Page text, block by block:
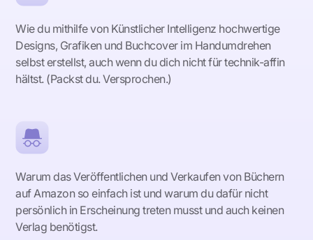
Wie du mithilfe von Künstlicher Intelligenz hochwertige
Designs, Grafiken und Buchcover im Handumdrehen
selbst erstellst, auch wenn du dich nicht für technik-affin
hältst. (Packst du. Versprochen.)
Warum das Veröffentlichen und Verkaufen von Büchern
auf Amazon so einfach ist und warum du dafür nicht
persönlich in Erscheinung treten musst und auch keinen
Verlag benötigst.